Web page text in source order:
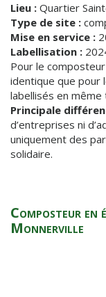
Lieu : Quartier
Type de site :
Mise en service :
Labellisation :
Pour le
identique que pour
labellisés en même
Principale
d’entreprises ni
uniquement des
solidaire.
Composteur en
Monnerville